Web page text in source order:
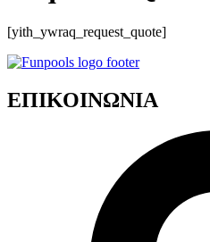
[yith_ywraq_request_quote]
ΕΠΙΚΟΙΝΩΝΙΑ